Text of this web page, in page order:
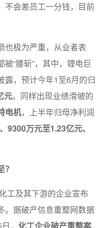
不会差员工一分钱，目前
也极为严重，从业者表
“腰斩”，其中，锂电巨
露，预计今年1至6月的归
元。同样出现业绩滑坡的
电机，上半年归母净利润
9300万元至1.23亿元、
工及其下游的企业宣布
。据破产信息重整网数据